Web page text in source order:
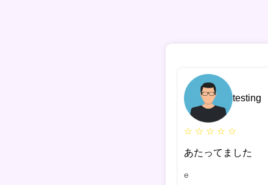
testing
☆ ☆ ☆ ☆ ☆
あたってました
e